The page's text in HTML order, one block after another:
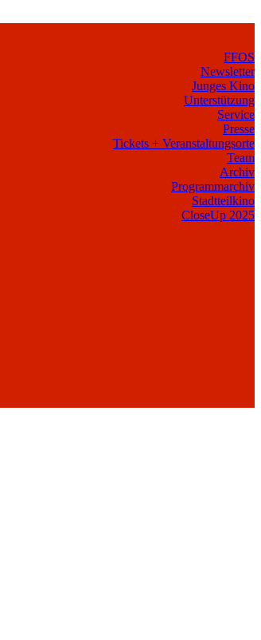
FFOS
Newsletter
Junges Kino
Unterstützung
Service
Presse
Tickets + Veranstaltungsorte
Team
Archiv
Programmarchiv
Stadtteilkino
CloseUp 2025